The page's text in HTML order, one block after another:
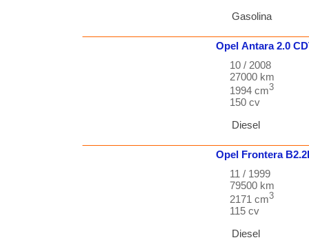
Gasolina
Opel Antara 2.0
10 / 2008
27000 km
1994 cm3
150 cv
Diesel
Opel Frontera
11 / 1999
79500 km
2171 cm3
115 cv
Diesel